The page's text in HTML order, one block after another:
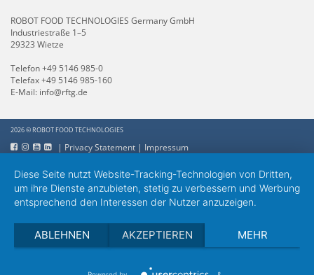
ROBOT FOOD TECHNOLOGIES Germany GmbH
Industriestraße 1–5
29323 Wietze
Telefon+49 5146 985-0
Telefax +49 5146 985-160
E-Mail: info@rftg.de
2026 © ROBOT FOOD TECHNOLOGIES
| Privacy Statement | Impressum
Diese Seite nutzt Website-Tracking-Technologien von Dritten,
um ihre Dienste anzubieten, stetig zu verbessern und Werbung
entsprechend den Interessen der Nutzer anzuzeigen.
ABLEHNEN AKZEPTIEREN MEHR